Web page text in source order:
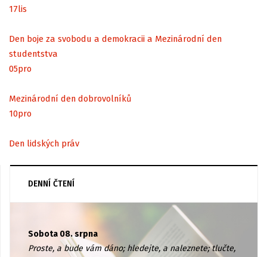
17lis
Den boje za svobodu a demokracii a Mezinárodní den
studentstva
05pro
Mezinárodní den dobrovolníků
10pro
Den lidských práv
DENNÍ ČTENÍ
Sobota 08. srpna
Proste, a bude vám dáno; hledejte, a naleznete; tlučte,